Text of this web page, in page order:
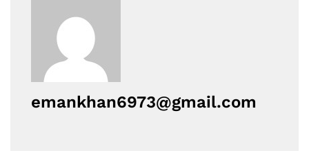
emankhan6973@gmail.com